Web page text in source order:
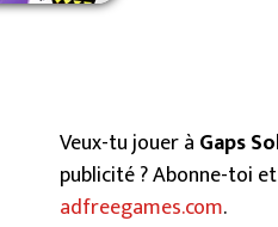
Veux-tu jouer à Gaps
publicité ? Abonne-toi
adfreegames.com.